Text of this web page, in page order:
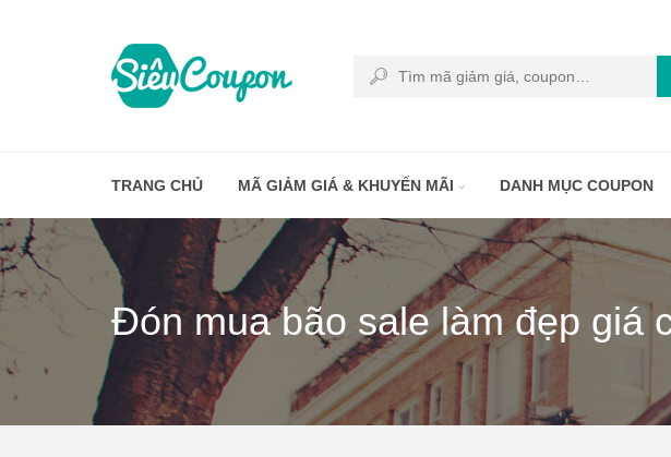
TRANG CHỦ MÃ GIẢM GIÁ & KHUYẾN MÃI DANH MỤC COUPON
Đón mua bão sale làm đẹp giá